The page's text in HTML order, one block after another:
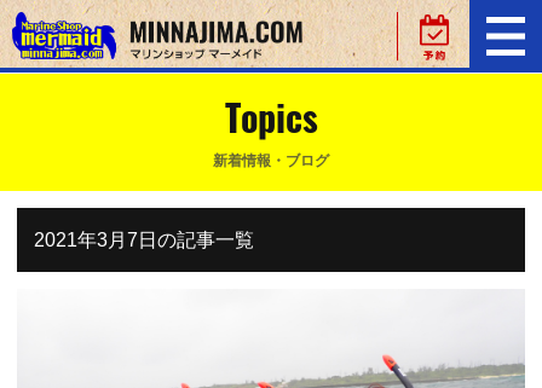
Topics
新着情報・ブログ
2021年3月7日の記事一覧